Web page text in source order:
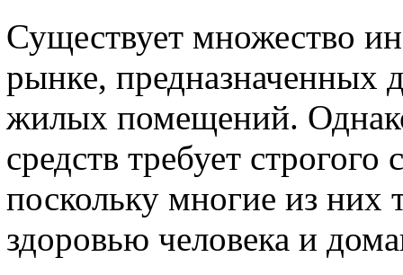
Существует множество
рынке, предназначенных
жилых помещений.
средств требует
поскольку многие из них
здоровью человека и